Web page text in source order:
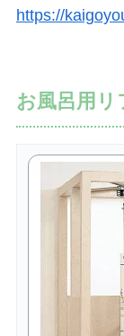
https://
お風呂用リ